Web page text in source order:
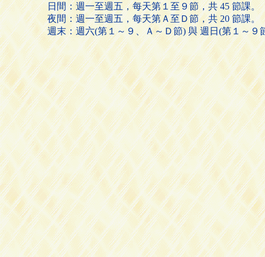
日間：週一至週五，每天第１至９節，共 45 節課。
夜間：週一至週五，每天第Ａ至Ｄ節，共 20 節課。
週末：週六(第１～９、Ａ～Ｄ節) 與 週日(第１～９